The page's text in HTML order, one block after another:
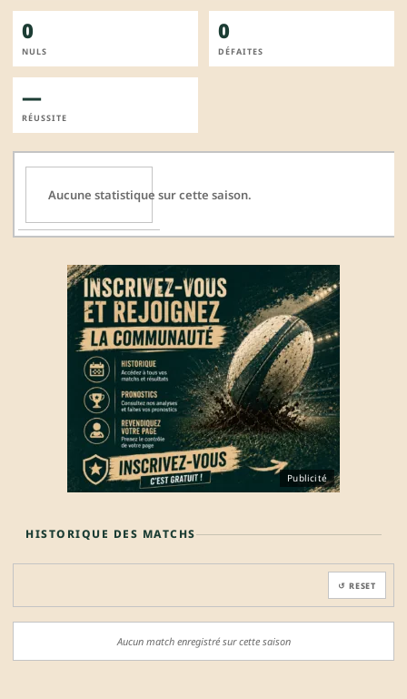
0
NULS
0
DÉFAITES
—
RÉUSSITE
Aucune statistique sur cette saison.
Publicité
HISTORIQUE DES MATCHS
↺ RESET
Aucun match enregistré sur cette saison